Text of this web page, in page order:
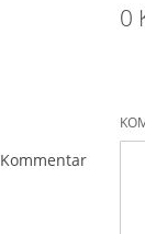
0
Kommentar